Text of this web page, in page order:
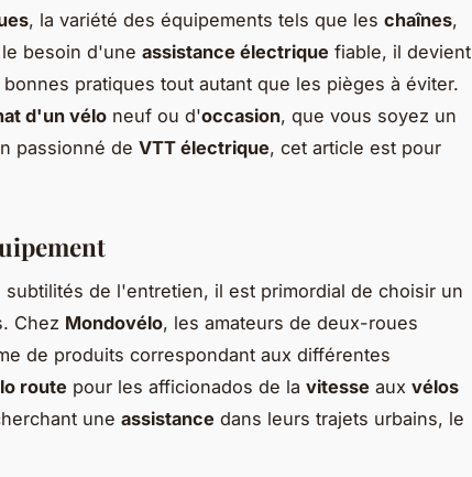
, la variété des équipements tels que les chaînes,
besoin d'une assistance électrique fiable, il devient
pratiques tout autant que les pièges à éviter.
d'un vélo neuf ou d'occasion, que vous soyez un
passionné de VTT électrique, cet article est pour
de l'entretien, il est primordial de choisir un
Chez Mondovélo, les amateurs de deux-roues
de produits correspondant aux différentes
route pour les afficionados de la vitesse aux vélos
une assistance dans leurs trajets urbains, le